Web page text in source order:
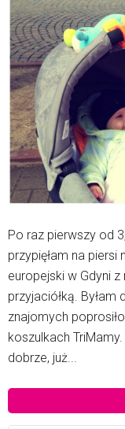
Po raz pierwszy od
przypięłam na
europejski w Gdyni
przyjaciółką. Byłam
znajomych
koszulkach
dobrze, już...